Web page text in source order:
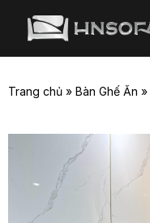
Trang chủ» Bàn Ghế Ăn »